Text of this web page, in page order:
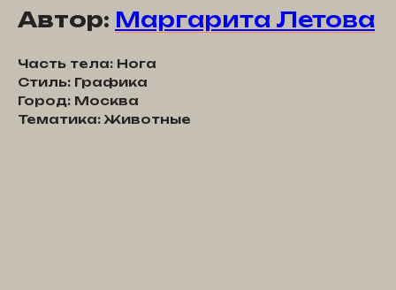
Автор: Маргарита Летова
Часть тела: Нога
Стиль: Графика
Город: Москва
Тематика: Животные